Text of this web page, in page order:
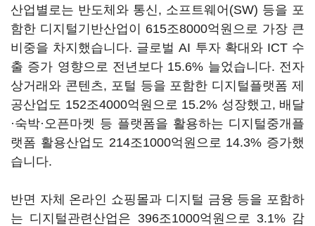
산업별로는 반도체와 통신, 소프트웨어(SW) 등을 포
함한 디지털기반산업이 615조8000억원으로 가장 큰
비중을 차지했습니다. 글로벌 AI 투자 확대와 ICT 수
출 증가 영향으로 전년보다 15.6% 늘었습니다. 전자
상거래와 콘텐츠, 포털 등을 포함한 디지털플랫폼 제
공산업도 152조4000억원으로 15.2% 성장했고, 배달
·숙박·오픈마켓 등 플랫폼을 활용하는 디지털중개플
랫폼 활용산업도 214조1000억원으로 14.3% 증가했
습니다.
반면 자체 온라인 쇼핑몰과 디지털 금융 등을 포함하
는 디지털관련산업은 396조1000억원으로 3.1% 감